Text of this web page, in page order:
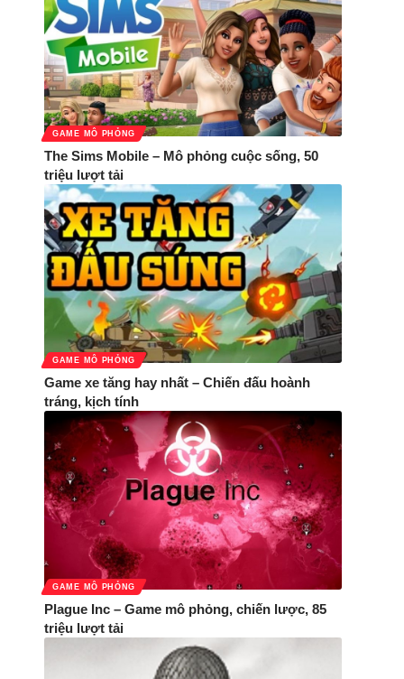
GAME MÔ PHỎNG
The Sims Mobile – Mô phỏng cuộc sống, 50
triệu lượt tải
GAME MÔ PHỎNG
Game xe tăng hay nhất – Chiến đấu hoành
tráng, kịch tính
GAME MÔ PHỎNG
Plague Inc – Game mô phỏng, chiến lược, 85
triệu lượt tải